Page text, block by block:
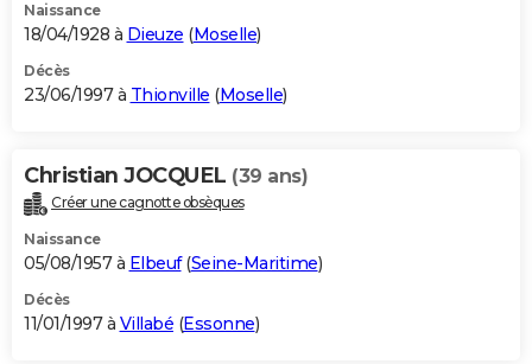
Naissance
18/04/1928 à Dieuze (Moselle)
Décès
23/06/1997 à Thionville (Moselle)
Christian JOCQUEL (39 ans)
Créer une cagnotte obsèques
Naissance
05/08/1957 à Elbeuf(Seine-Maritime)
Décès
11/01/1997 à Villabé (Essonne)